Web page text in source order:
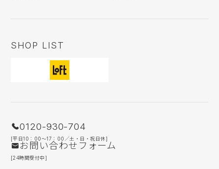
SHOP LIST
0120-930-704
[平日10：00〜17：00／土・日・祝日休]
お問い合わせフォーム
[24時間受付中]